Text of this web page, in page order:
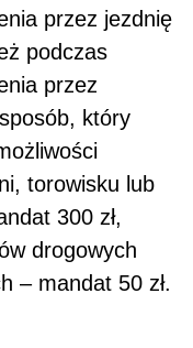
przez jezdnię
podczas
przez
który
torowisku lub
300 zł,
drogowych
– mandat 50 zł.